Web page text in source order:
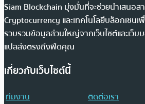
Siam Blockchain มุ่งมั่นที่จะช่วยนำเสนอส
Cryptocurrency และเทคโนโลยีบล็อกเชนเ
รวบรวมข้อมูลส่วนใหญ่จากเว็บไซต์และเว็บ
แปลส่งตรงถึงฟีดคุณ
เกี่ยวกับเว็บไซต์นี้
ทีมงาน
ติดต่อเรา